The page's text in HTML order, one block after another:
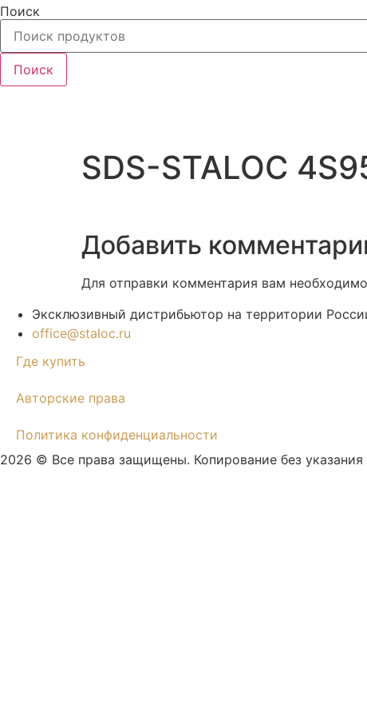
Перейти
содержимому
Поиск
Поиск
SDS-STALOC
Добавить
Для отправки комментария вам необходимо
Эксклюзивный дистрибьютор на территории
office@staloc.ru
Где купить
Авторские права
Политика конфиденциальности
2026 © Все права защищены. Копирование без